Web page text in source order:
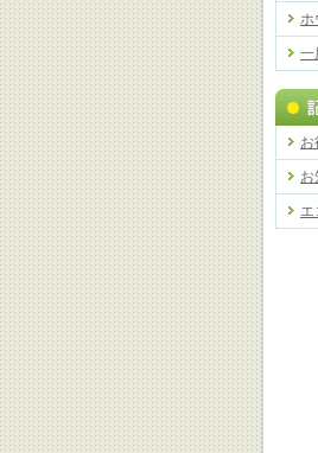
ホ
一
お
お
エ